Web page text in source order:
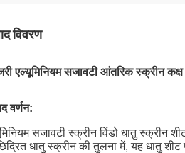
विवरण
एल्यूमिनियम सजावटी आंतरिक स्क्रीन
वर्णन:
सजावटी स्क्रीन विंडो धातु स्क्रीन
धातु स्क्रीन की तुलना में, यह धातु शीट